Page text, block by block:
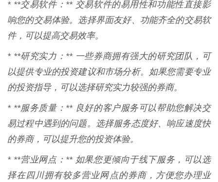
* **交易软件：** 交易软件的易用性和功能性直接影
响您的交易体验。选择界面友好、功能齐全的交易软
件，可以提高交易效率。
* **研究实力：** 一些券商拥有强大的研究团队，可
以提供专业的投资建议和市场分析。如果您需要专业
的投资指导，可以选择研究实力较强的券商。
* **服务质量：** 良好的客户服务可以帮助您解决交
易过程中遇到的问题。选择服务态度好、响应速度快
的券商，可以提升您的投资体验。
* **营业网点：** 如果您更倾向于线下服务，可以选
择在四川拥有较多营业网点的券商，方便您办理业